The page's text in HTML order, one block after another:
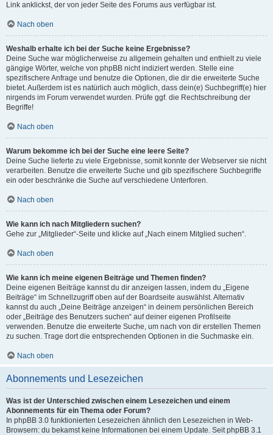
Link anklickst, der von jeder Seite des Forums aus verfügbar ist.
Nach oben
Weshalb erhalte ich bei der Suche keine Ergebnisse?
Deine Suche war möglicherweise zu allgemein gehalten und enthielt zu viele
gängige Wörter, welche von phpBB nicht indiziert werden. Stelle eine
spezifischere Anfrage und benutze die Optionen, die dir die erweiterte Suche
bietet. Außerdem ist es natürlich auch möglich, dass dein(e) Suchbegriff(e) hier
nirgends im Forum verwendet wurden. Prüfe ggf. die Rechtschreibung der
Begriffe!
Nach oben
Warum bekomme ich bei der Suche eine leere Seite?
Deine Suche lieferte zu viele Ergebnisse, somit konnte der Webserver sie nicht
verarbeiten. Benutze die erweiterte Suche und gib spezifischere Suchbegriffe
ein oder beschränke die Suche auf verschiedene Unterforen.
Nach oben
Wie kann ich nach Mitgliedern suchen?
Gehe zur „Mitglieder“-Seite und klicke auf „Nach einem Mitglied suchen“.
Nach oben
Wie kann ich meine eigenen Beiträge und Themen finden?
Deine eigenen Beiträge kannst du dir anzeigen lassen, indem du „Eigene
Beiträge“ im Schnellzugriff oben auf der Boardseite auswählst. Alternativ
kannst du auch „Deine Beiträge anzeigen“ in deinem persönlichen Bereich
oder „Beiträge des Benutzers suchen“ auf deiner eigenen Profilseite
verwenden. Benutze die erweiterte Suche, um nach von dir erstellen Themen
zu suchen. Trage dort die entsprechenden Optionen in die Suchmaske ein.
Nach oben
Abonnements und Lesezeichen
Was ist der Unterschied zwischen einem Lesezeichen und einem
Abonnements für ein Thema oder Forum?
In phpBB 3.0 funktionierten Lesezeichen ähnlich den Lesezeichen in Web-
Browsern: du bekamst keine Informationen bei einem Update. Seit phpBB 3.1